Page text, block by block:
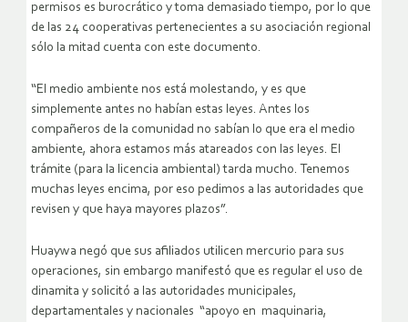
permisos es burocrático y toma demasiado tiempo, por lo que
de las 24 cooperativas pertenecientes a su asociación regional
sólo la mitad cuenta con este documento.
“El medio ambiente nos está molestando, y es que
simplemente antes no habían estas leyes. Antes los
compañeros de la comunidad no sabían lo que era el medio
ambiente, ahora estamos más atareados con las leyes. El
trámite (para la licencia ambiental) tarda mucho. Tenemos
muchas leyes encima, por eso pedimos a las autoridades que
revisen y que haya mayores plazos”.
Huaywa negó que sus afiliados utilicen mercurio para sus
operaciones, sin embargo manifestó que es regular el uso de
dinamita y solicitó a las autoridades municipales,
departamentales y nacionales “apoyo en maquinaria,